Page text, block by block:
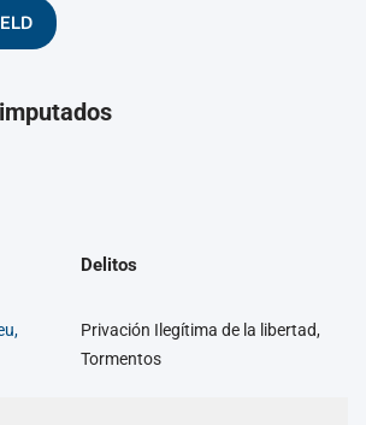
Delitos
Privación Ilegítima de la libertad,
Tormentos